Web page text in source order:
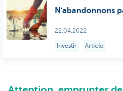
N'abandonnons
22.04.2022
Investir Article